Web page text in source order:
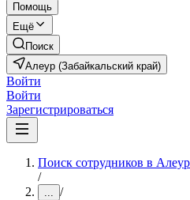
Помощь
Ещё
Поиск
Алеур (Забайкальский край)
Войти
Войти
Зарегистрироваться
Поиск сотрудников в
/
... /